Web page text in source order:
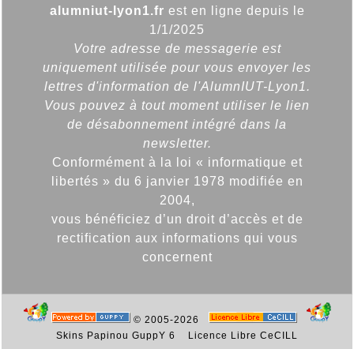
alumniut-lyon1.fr est en ligne depuis le
1/1/2025
Votre adresse de messagerie est
uniquement utilisée pour vous envoyer les
lettres d'information de l'AlumnIUT-Lyon1.
Vous pouvez à tout moment utiliser le lien
de désabonnement intégré dans la
newsletter.
Conformément à la loi « informatique et
libertés » du 6 janvier 1978 modifiée en
2004,
vous bénéficiez d’un droit d’accès et de
rectification aux informations qui vous
concernent
© 2005-2026
Skins Papinou GuppY 6
Licence Libre CeCILL